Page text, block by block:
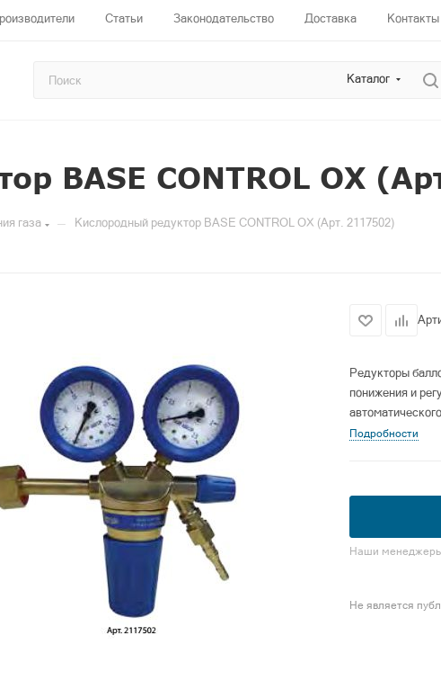
Статьи Законодательство Доставка Контакты
Каталог
BASE CONTROL OX
газа — Кислородный редуктор BASE CONTROL OX (Арт. 2117502)
Редукторы
понижения и
при питании
Подробности
Наши менеджеры
Не является